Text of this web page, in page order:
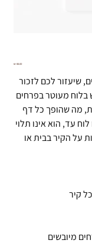
מחיר‏88.00 ‏₪
שיעזור לכם לזכור
בלוח מעוטר בפרחים
מה שהופך כל דף
עד, הוא אינו תלוי
על הקיר בבית או